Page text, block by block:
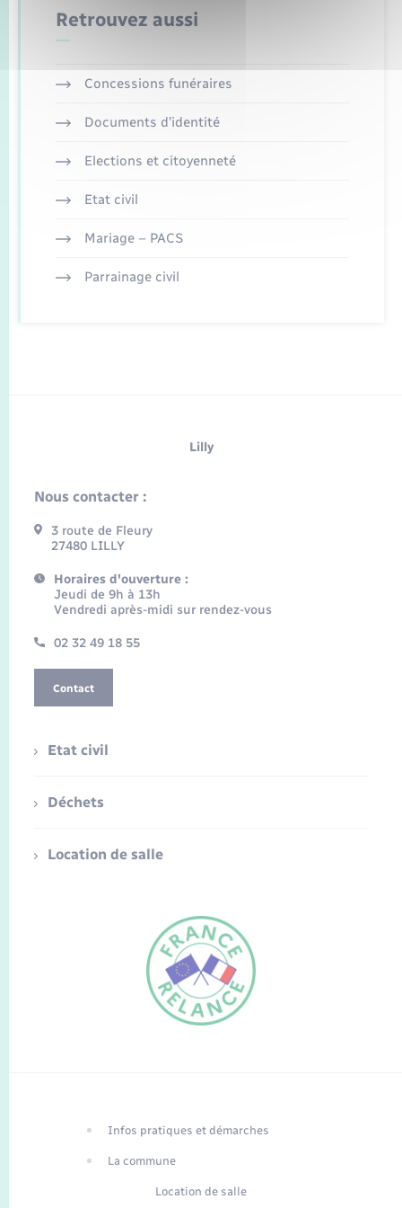
Traduction du
Retrouvez aussi
Concessions funéraires
Documents d’identité
Elections et citoyenneté
Etat civil
Mariage – PACS
Parrainage civil
Lilly
Nous contacter :
3 route de Fleury
27480 LILLY
Horaires d'ouverture :
Jeudi de 9h à 13h
Vendredi après-midi sur rendez-vous
02 32 49 18 55
Contact
Etat civil
Déchets
Location de salle
Infos pratiques et démarches
La commune
Location de salle